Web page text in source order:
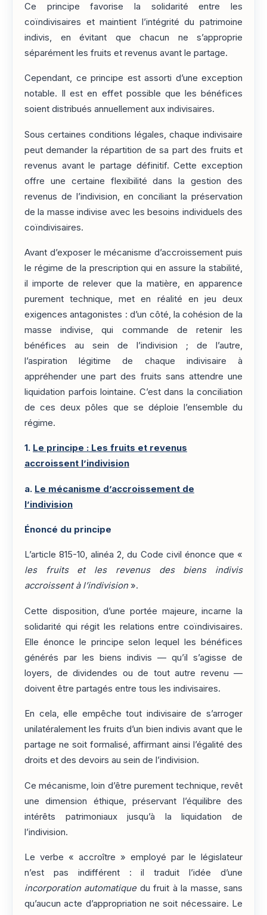
Ce principe favorise la solidarité entre les
coïndivisaires et maintient l’intégrité du patrimoine
indivis, en évitant que chacun ne s’approprie
séparément les fruits et revenus avant le partage.
Cependant, ce principe est assorti d’une exception
notable. Il est en effet possible que les bénéfices
soient distribués annuellement aux indivisaires.
Sous certaines conditions légales, chaque indivisaire
peut demander la répartition de sa part des fruits et
revenus avant le partage définitif. Cette exception
offre une certaine flexibilité dans la gestion des
revenus de l’indivision, en conciliant la préservation
de la masse indivise avec les besoins individuels des
coïndivisaires.
Avant d’exposer le mécanisme d’accroissement puis
le régime de la prescription qui en assure la stabilité,
il importe de relever que la matière, en apparence
purement technique, met en réalité en jeu deux
exigences antagonistes : d’un côté, la cohésion de la
masse indivise, qui commande de retenir les
bénéfices au sein de l’indivision ; de l’autre,
l’aspiration légitime de chaque indivisaire à
appréhender une part des fruits sans attendre une
liquidation parfois lointaine. C’est dans la conciliation
de ces deux pôles que se déploie l’ensemble du
régime.
1. Le principe : Les fruits et revenus
accroissent l’indivision
a. Le mécanisme d’accroissement de
l’indivision
Énoncé du principe
L’article 815-10, alinéa 2, du Code civil énonce que «
les fruits et les revenus des biens indivis
accroissent à l’indivision ».
Cette disposition, d’une portée majeure, incarne la
solidarité qui régit les relations entre coïndivisaires.
Elle énonce le principe selon lequel les bénéfices
générés par les biens indivis — qu’il s’agisse de
loyers, de dividendes ou de tout autre revenu —
doivent être partagés entre tous les indivisaires.
En cela, elle empêche tout indivisaire de s’arroger
unilatéralement les fruits d’un bien indivis avant que le
partage ne soit formalisé, affirmant ainsi l’égalité des
droits et des devoirs au sein de l’indivision.
Ce mécanisme, loin d’être purement technique, revêt
une dimension éthique, préservant l’équilibre des
intérêts patrimoniaux jusqu’à la liquidation de
l’indivision.
Le verbe « accroître » employé par le législateur
n’est pas indifférent : il traduit l’idée d’une
incorporation automatiquedu fruit à la masse, sans
qu’aucun acte d’appropriation ne soit nécessaire. Le